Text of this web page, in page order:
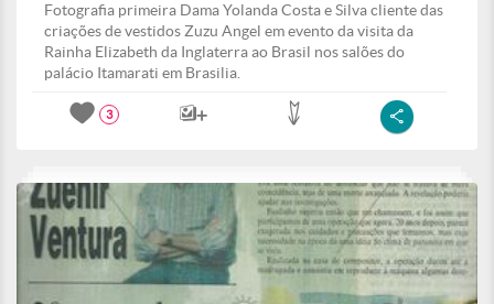
Fotografia primeira Dama Yolanda Costa e Silva cliente das
criações de vestidos Zuzu Angel em evento da visita da
Rainha Elizabeth da Inglaterra ao Brasil nos salões do
palácio Itamarati em Brasilia.
3